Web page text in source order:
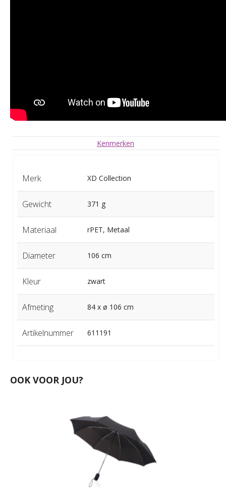
Kenmerken
Merk XD Collection
Gewicht 371 g
Materiaal rPET, Metaal
Diameter 106 cm
Kleur zwart
Afmeting 84 x ø 106 cm
Artikelnummer 611191
OOK VOOR JOU?